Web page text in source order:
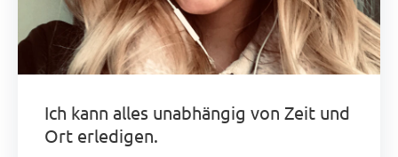
Ich kann alles unabhängig von Zeit und
Ort erledigen.